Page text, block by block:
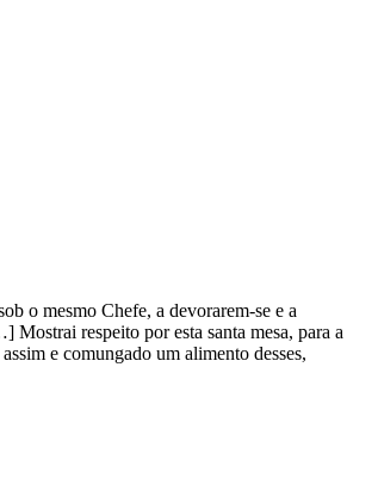
o mesmo Chefe, a devorarem-se e a
respeito por esta santa mesa, para a
e comungado um alimento desses,